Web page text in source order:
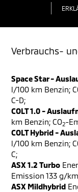
Verbrauchs-
Space Star -
l/100 km Benzin;
C-D;
COLT 1.0 -
km Benzin; CO2-
COLT Hybrid -
l/100 km Benzin;
C;
ASX 1.2 Turbo
Emission 133 g/
ASX Mildhybrid